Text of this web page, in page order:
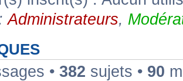
Administrateurs,
• 382 sujets • 90